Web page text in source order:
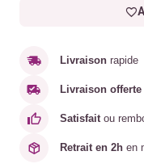
Livraison rapide
Livraison offerte
Satisfait ou
Retrait en 2h en